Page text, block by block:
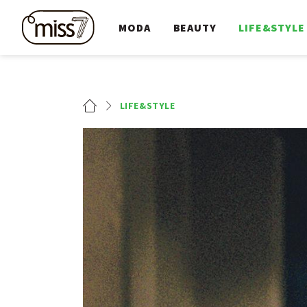
MODA BEAUTY LIFE&STYLE
LIFE&STYLE